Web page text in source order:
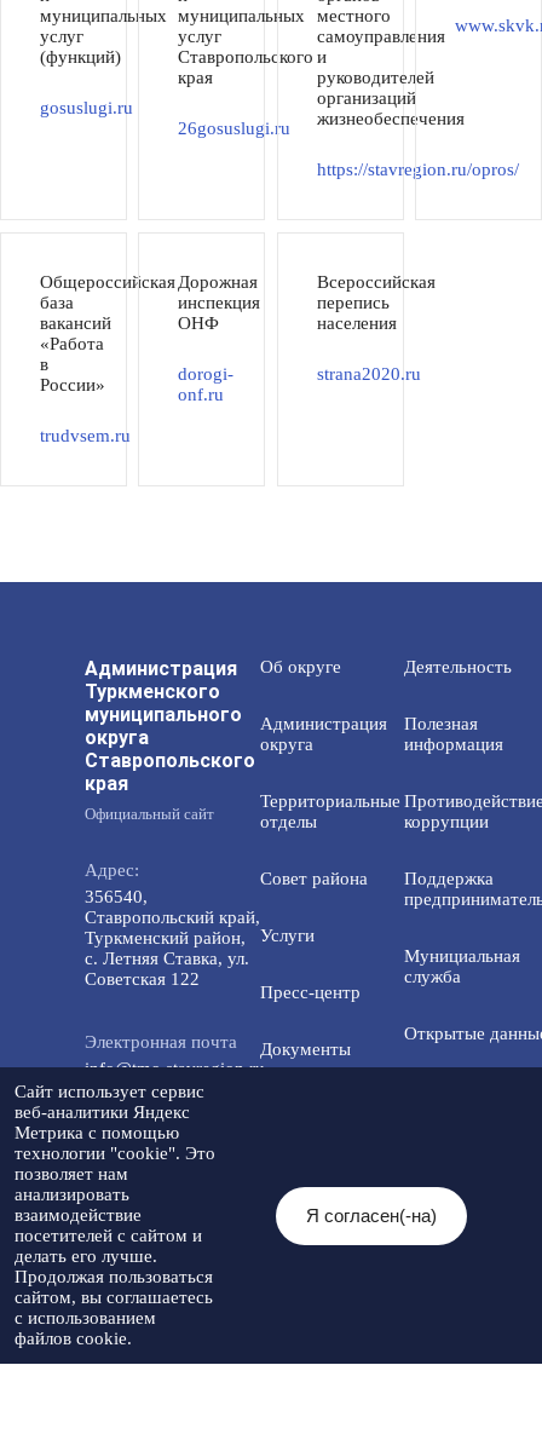
муниципальных
услуг
(функций)
gosuslugi.ru
муниципальных
услуг
Ставропольского
края
26gosuslugi.ru
местного
самоуправления
и
руководителей
организаций
жизнеобеспечения
https://stavregion.ru/opros/
Общероссийская
база
вакансий
«Работа
в
России»
trudvsem.ru
Дорожная
инспекция
ОНФ
dorogi-
onf.ru
Всероссийская
перепись
населения
strana2020.ru
Администрация
Туркменского
муниципального
округа
Ставропольского
края
Официальный сайт
Адрес:
356540,
Ставропольский край,
Туркменский район,
с. Летняя Ставка, ул.
Советская 122
Электронная почта
info@tmo.stavregion.ru
Телефон доверия:
8(86565)2-05-01
Мы в социальных
сетях:
Об округе
Администрация
округа
Территориальные
отделы
Совет района
Услуги
Пресс-центр
Документы
Контакты
Деятельность
Полезная
информация
коррупции
Поддержка
Мунициальная
служба
Открытые
© 2026 Администрация Туркменского
муниципального округа
Ставропольского края
При использовании материалов
необходимо указывать источник
публикации
Сайт использует сервис
веб-аналитики Яндекс
Метрика с помощью
технологии "cookie". Это
позволяет нам
анализировать
взаимодействие
посетителей с сайтом и
делать его лучше.
Продолжая пользоваться
сайтом, вы соглашаетесь
с использованием
файлов cookie.
Я согласен(-на)